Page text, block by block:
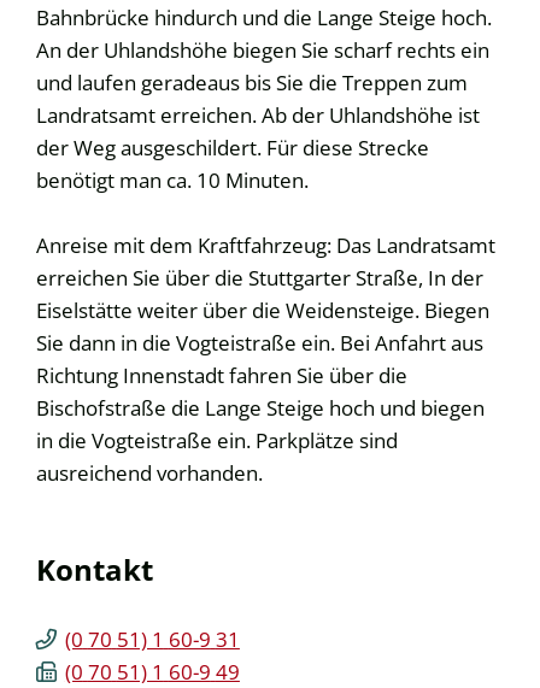
Bahnbrücke hindurch und die Lange Steige hoch.
An der Uhlandshöhe biegen Sie scharf rechts ein
und laufen geradeaus bis Sie die Treppen zum
Landratsamt erreichen. Ab der Uhlandshöhe ist
der Weg ausgeschildert. Für diese Strecke
benötigt man ca. 10 Minuten.
Anreise mit dem Kraftfahrzeug: Das Landratsamt
erreichen Sie über die Stuttgarter Straße, In der
Eiselstätte weiter über die Weidensteige. Biegen
Sie dann in die Vogteistraße ein. Bei Anfahrt aus
Richtung Innenstadt fahren Sie über die
Bischofstraße die Lange Steige hoch und biegen
in die Vogteistraße ein. Parkplätze sind
ausreichend vorhanden.
Kontakt
(0 70 51) 1 60-9 31
(0 70 51) 1 60-9 49